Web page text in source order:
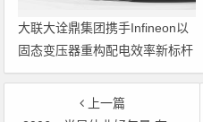
大联大诠鼎集团携手Infineon以
固态变压器重构配电效率新标杆
上一篇